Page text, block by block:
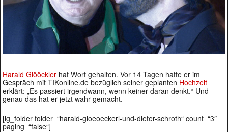
Harald Glööckler hat Wort gehalten. Vor 14 Tagen hatte er im
Gespräch mit TIKonline.de bezüglich seiner geplanten Hochzeit
erklärt: „Es passiert irgendwann, wenn keiner daran denkt.“ Und
genau das hat er jetzt wahr gemacht.
[lg_folder folder=“harald-gloeoeckerl-und-dieter-schroth“ count=“3″
paging=“false“]